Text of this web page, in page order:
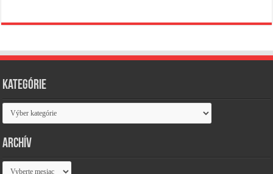
Kategórie
Kategórie
Archív
Archív